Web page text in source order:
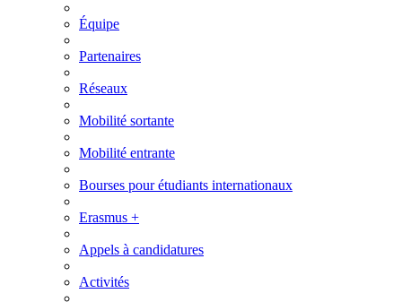
Équipe
Partenaires
Réseaux
Mobilité sortante
Mobilité entrante
Bourses pour étudiants internationaux
Erasmus +
Appels à candidatures
Activités